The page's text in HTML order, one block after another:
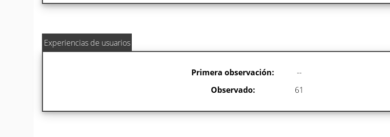
Experiencias de usuarios
Primera observación:
--
Observado:
61